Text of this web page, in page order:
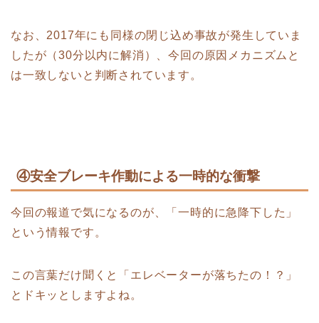
なお、2017年にも同様の閉じ込め事故が発生していま
したが（30分以内に解消）、今回の原因メカニズムと
は一致しないと判断されています。
④安全ブレーキ作動による一時的な衝撃
今回の報道で気になるのが、「一時的に急降下した」
という情報です。
この言葉だけ聞くと「エレベーターが落ちたの！？」
とドキッとしますよね。